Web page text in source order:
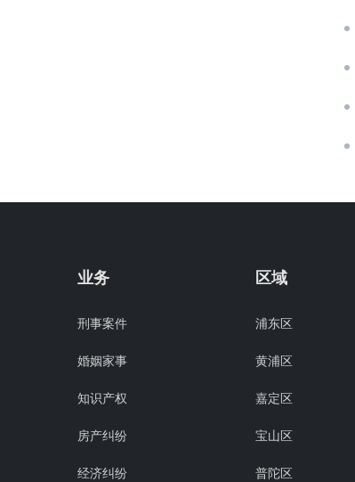
业务
刑事案件
婚姻家事
知识产权
房产纠纷
经济纠纷
区域
浦东区
黄浦区
嘉定区
宝山区
普陀区